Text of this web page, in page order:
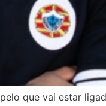
que vai estar